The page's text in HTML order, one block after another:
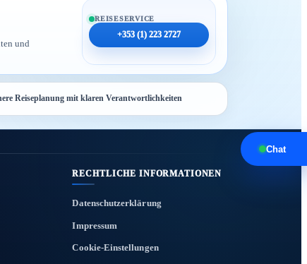
und
REISESERVICE
+353 (1) 223 2727
Reiseplanung mit klaren Verantwortlichkeiten
RECHTLICHE INFORMATIONEN
Datenschutzerklärung
Impressum
Cookie-Einstellungen
Chat